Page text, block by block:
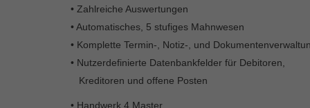
• Zahlreiche Auswertungen
• Automatisches, 5 stufiges Mahnwesen
• Komplette Termin-, Notiz-, und
• Nutzerdefinierte Datenbankfelder für Debitoren,
Kreditoren und offene Posten
• Handwerk 4 Master